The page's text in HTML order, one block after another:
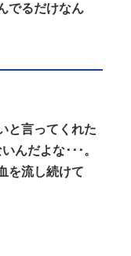
でるだけなん
と言ってくれた
んだよな･･･。
を流し続けて